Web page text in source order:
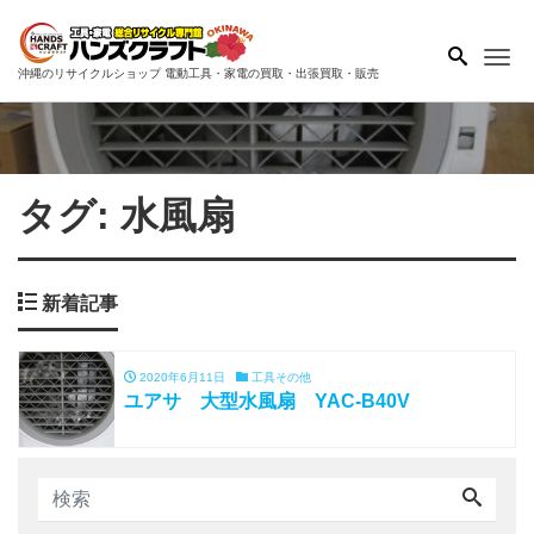
沖縄のリサイクルショップ 電動工具・家電の買取・出張買取・販売
タグ: 水風扇
新着記事
2020年6月11日 工具その他
ユアサ 大型水風扇 YAC-B40V